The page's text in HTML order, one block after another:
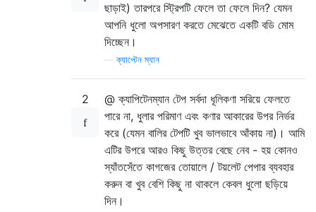
ছাড়াই) তারপরে স্ট্রিপটি ফেলে তা ফেলে দিন? যেমন
আপনি ধুলো অপসারণ করতে মেঝেতে একটি বডি মোম
দিচ্ছেন।
—ক্যাপ্টেন ম্যান
2
@ ক্যাপিটেনম্যান টেপ সর্বদা ধূলিকণা সরিয়ে ফেলতে
পারে না, ধুলার পরিমাণ এবং কণার আকারের উপর নির্ভর
করে (যেমন বালির টেপটি খুব ভালভাবে আঁকায় না)। আমি
এটির উপরে আরও কিছু উত্তর বেছে নেব - হয় কোনও
স্যাঁতসেঁতে কাগজের তোয়ালে / টয়লেট পেপার ব্যবহার
করুন বা খুব বেশি কিছু না থাকলে কেবল ধুলো ছড়িয়ে
দিন।